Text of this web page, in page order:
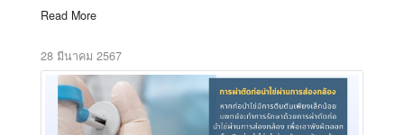
Read More
28 มีนาคม 2567